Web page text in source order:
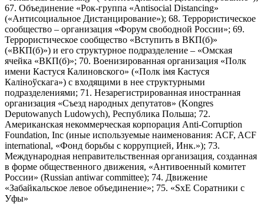
67. Объединение «Рок-группа «Antisocial Distancing»
(«Антисоциальное Дистанцирование»); 68. Террористическое
сообщество – организация «Форум свободной России»; 69.
Террористическое сообщество «Вступить в ВКП(б)»
(«ВКП(б)») и его структурное подразделение – «Омская
ячейка «ВКП(б)»; 70. Военизированная организация «Полк
имени Кастуся Калиновского» («Полк iмя Кастуся
Калiноўскага») с входящими в нее структурными
подразделениями; 71. Незарегистрированная иностранная
организация «Съезд народных депутатов» (Kongres
Deputowanych Ludowych), Республика Польша; 72.
Американская некоммерческая корпорация Anti-Corruption
Foundation, Inc (иные используемые наименования: ACF, ACF
international, «Фонд борьбы с коррупцией, Инк.»); 73.
Международная неправительственная организация, созданная
в форме общественного движения, «Антивоенный комитет
России» (Russian antiwar committee); 74. Движение
«Забайкальское левое объединение»; 75. «SxE Соратники с
Уфы»